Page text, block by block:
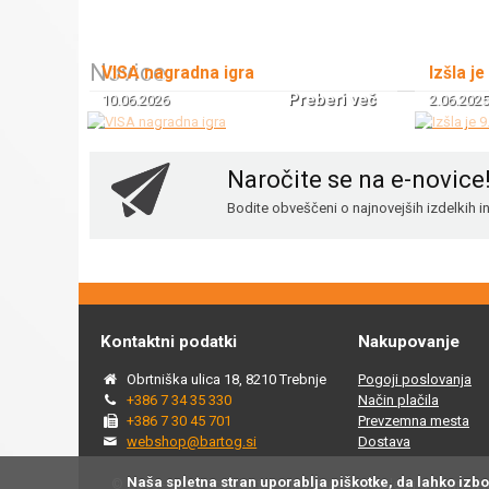
Novice
VISA nagradna igra
10.06.2026 Preberi več
Izšla
2.06.2025
Naročite se na e-novice!
Bodite obveščeni o najnovejših izdelkih
Kontaktni podatki
Obrtniška ulica 18, 8210 Trebnje
+386 7 34 35 330
+386 7 30 45 701
webshop@bartog.si
Nakupovanje
Pogoji poslovanja
Način plačila
Prevzemna mesta
Dostava
© 2015 - 2025 Spletna trgovina Bartog, v spletni trgovini
Naša spletna stran uporablja piškotke, da lahko